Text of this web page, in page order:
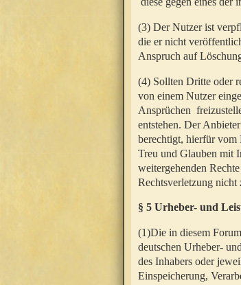
(3) Der Nutzer ist
die er nicht
Anspruch auf
(4) Sollten Dritte oder
von einem Nutzer
Ansprüchen
entstehen. Der
berechtigt, hierfür vom
Treu und Glauben mit
weitergehenden
Rechtsverletzung nicht
§ 5 Urheber- und
(1)Die in diesem
deutschen Urheber-
des Inhabers oder
Einspeicherung,